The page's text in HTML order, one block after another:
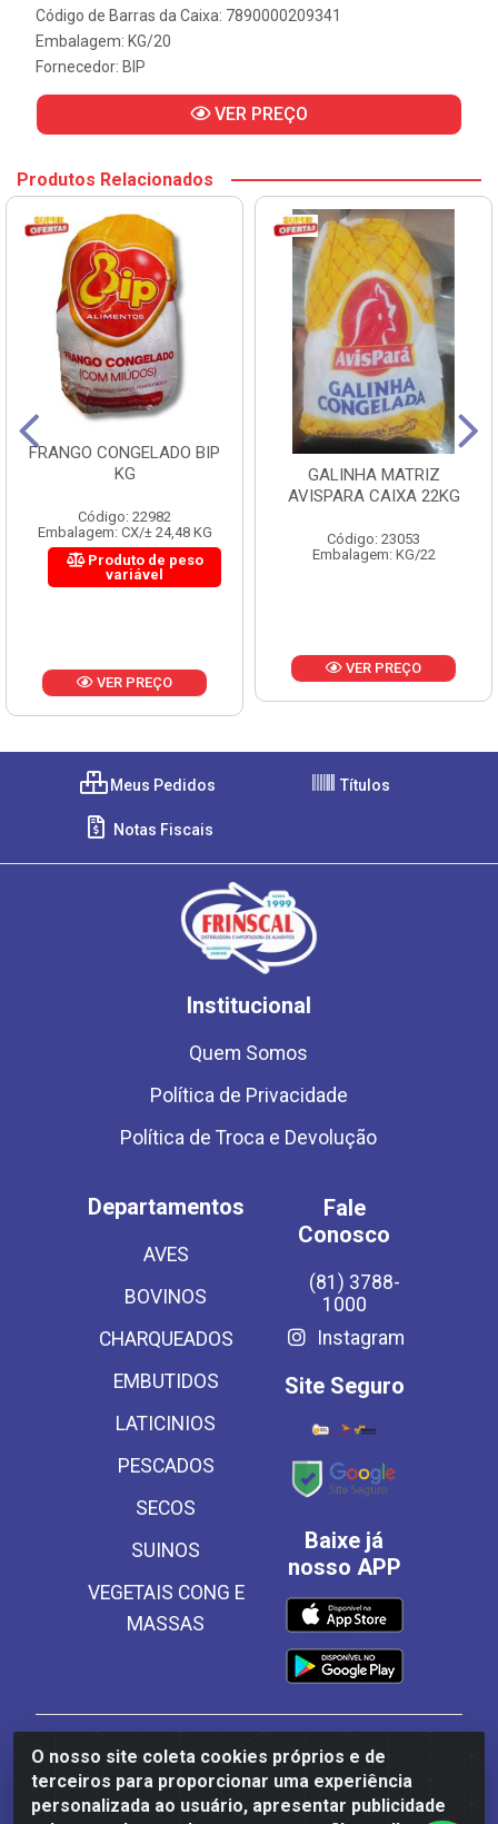
Código de Barras da Caixa: 7890000209341
Embalagem: KG/20
Fornecedor: BIP
VER PREÇO
Produtos Relacionados
FRANGO CONGELADO BIP
KG
Código: 22982
Embalagem: CX/± 24,48 KG
Produto de peso
variável
VER PREÇO
GALINHA MATRIZ
AVISPARA CAIXA 22KG
Código: 23053
Embalagem: KG/22
VER PREÇO
O nosso site coleta cookies próprios e de
terceiros para proporcionar uma experiência
personalizada ao usuário, apresentar publicidade
Meus Pedidos Títulos
Notas Fiscais
Institucional
Quem Somos
Política de Privacidade
Política de Troca e Devolução
Departamentos
AVES
BOVINOS
CHARQUEADOS
EMBUTIDOS
LATICINIOS
PESCADOS
SECOS
SUINOS
VEGETAIS CONG E
MASSAS
Fale
Conosco
(81) 3788-
1000
Instagram
Site Seguro
Baixe já
nosso APP
Frinscal - Distribuidora e Importadora de Alimentos
LTDA - Rodovia BR 101 Sul Km 187, 310 Galpão - Santa
Rosa, Palmares/PE - CEP 55540-000 - CNPJ
03.504.437/0001-50